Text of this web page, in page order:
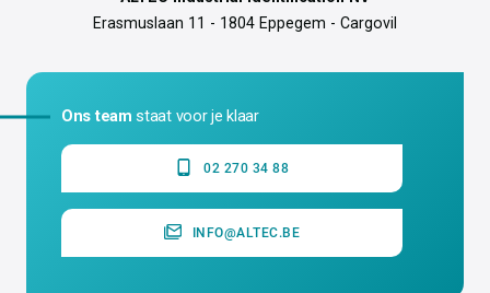
Soort labelprinter
Printresolutie